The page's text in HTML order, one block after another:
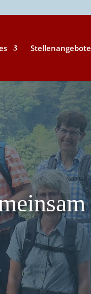
Stellenangebote